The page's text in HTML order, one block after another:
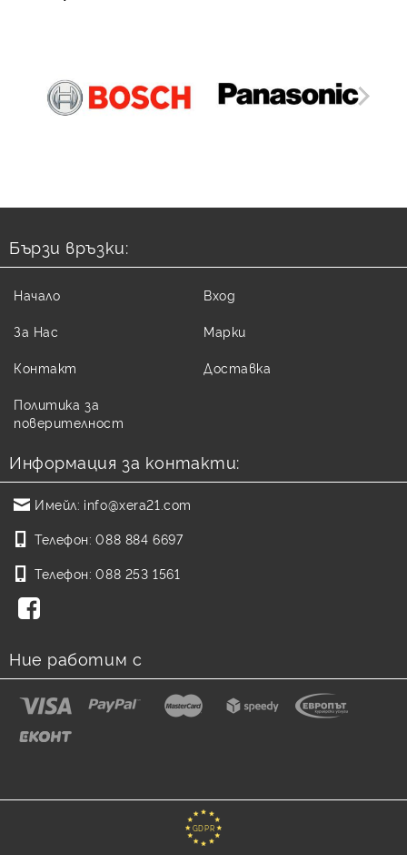
Бързи връзки:
Начало
За Нас
Контакт
Политика за
поверителност
Вход
Марки
Доставка
Информация за контакти:
Имейл: info@xera21.com
Телефон: 088 884 6697
Телефон: 088 253 1561
Ние работим с
GDPR